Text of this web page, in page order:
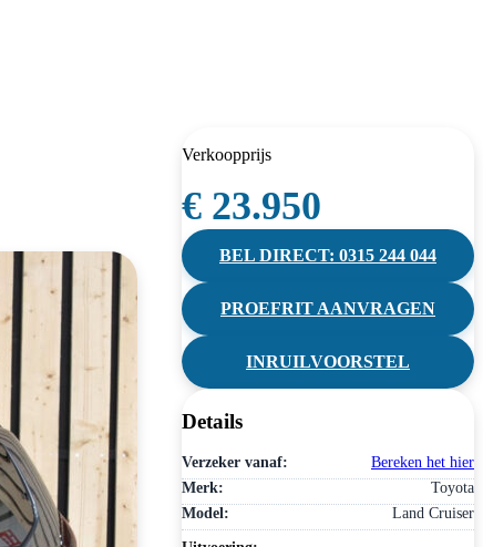
Verkoopprijs
€ 23.950
BEL DIRECT: 0315 244 044
PROEFRIT AANVRAGEN
INRUILVOORSTEL
Details
Verzeker vanaf:
Bereken het hier
Merk:
Toyota
Model:
Land Cruiser